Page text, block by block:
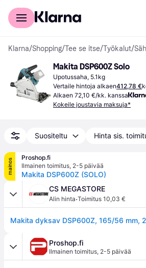
Kuluttajille
Klarna/Shopping/Tee se itse/Työkalut/
Makita DSP600Z Solo
Upotussaha, 5.1kg
Vertaile hintoja alkaen412,78 €
Alkaen 72,10 €/kk. kanssa
Kokeile joustavia maksuja*
Suositeltu Hinta sis.
mainos
Proshop.fi
Ilmainen toimitus, 2-5 päivää
Makita DSP600Z (SOLO)
CS MEGASTORE
Alin hinta·Toimitus 10,03 €
Proshop.fi
Ilmainen toimitus, 2-5 päivää